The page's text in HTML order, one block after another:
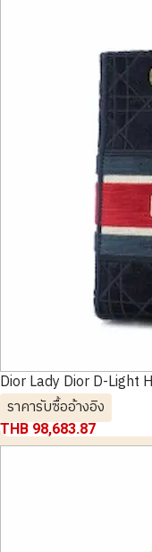
Dior Lady Dior D-Light
ราคารับซื้ออ้างอิง
THB 98,683.87